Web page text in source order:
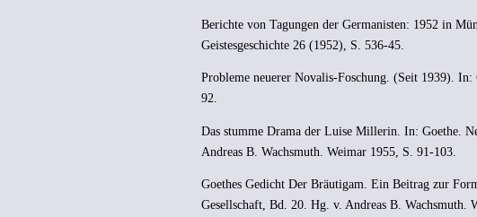
Berichte von Tagungen der Germanisten: 1952 in
Geistesgeschichte 26 (1952), S. 536-45.
Probleme neuerer Novalis-Foschung. (Seit 1939).
92.
Das stumme Drama der Luise Millerin. In: Goethe.
Andreas B. Wachsmuth. Weimar 1955, S. 91-103.
Goethes Gedicht Der Bräutigam. Ein Beitrag zur
Gesellschaft, Bd. 20. Hg. v. Andreas B. Wachsmuth.